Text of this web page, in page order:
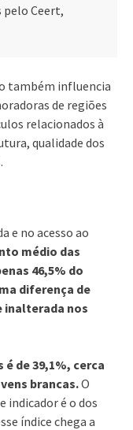
pelo Ceert,
também influencia
de regiões
relacionados à
qualidade dos
e no acesso ao
médio das
46,5% do
diferença de
inalterada nos
de 39,1%, cerca
brancas.O
indicador é o dos
índice chega a